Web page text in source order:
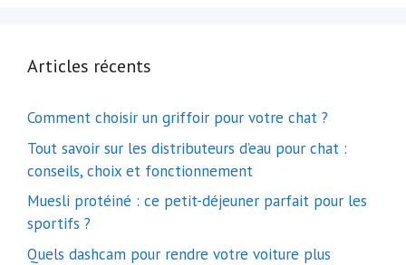
Articles récents
Comment choisir un griffoir pour votre chat ?
Tout savoir sur les distributeurs d’eau pour chat :
conseils, choix et fonctionnement
Muesli protéiné : ce petit-déjeuner parfait pour les
sportifs ?
Quels dashcam pour rendre votre voiture plus